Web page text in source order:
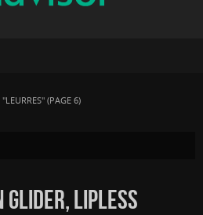
(PAGE 6)
GLIDER, LIPLESS